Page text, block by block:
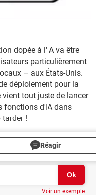
dopée à l'IA va être
particulièrement
– aux États-Unis.
déploiement pour la
vient tout juste de lancer
fonctions d'IA dans
tarder !
Réagir
Voir un exemple